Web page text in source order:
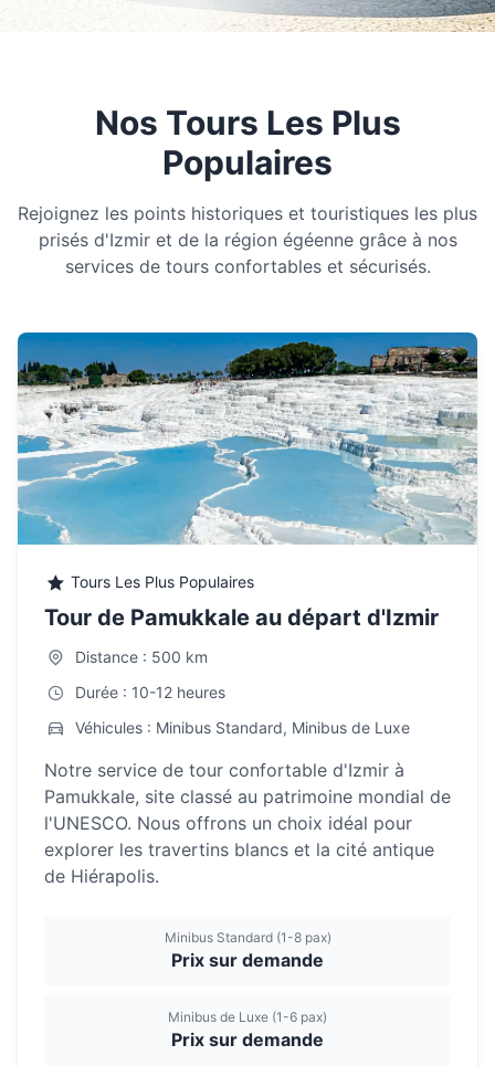
Nos Tours Les Plus
Populaires
Rejoignez les points historiques et touristiques les plus
prisés d'Izmir et de la région égéenne grâce à nos
services de tours confortables et sécurisés.
Tours Les Plus Populaires
Tour de Pamukkale au départ d'Izmir
Distance : 500 km
Durée : 10-12 heures
Véhicules : Minibus Standard, Minibus de Luxe
Notre service de tour confortable d'Izmir à
Pamukkale, site classé au patrimoine mondial de
l'UNESCO. Nous offrons un choix idéal pour
explorer les travertins blancs et la cité antique
de Hiérapolis.
Minibus Standard (1-8 pax)
Prix sur demande
Minibus de Luxe (1-6 pax)
Prix sur demande